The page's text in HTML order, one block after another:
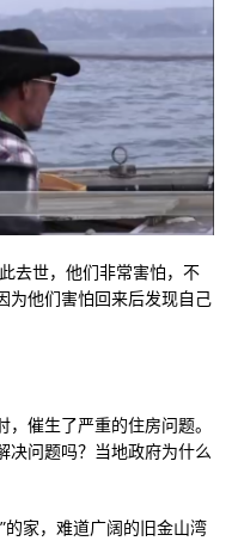
去世，他们非常害怕，不
为他们害怕回来后发现自己
催生了严重的住房问题。
决问题吗？当地政府为什么
的家，难道广阔的旧金山湾